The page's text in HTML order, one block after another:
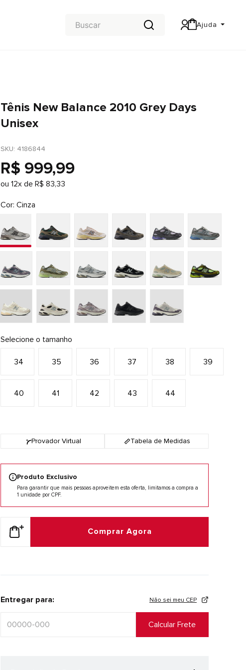
Ajuda
Tênis New Balance 2010 Grey Days
Unisex
SKU: 4186844
R$ 999,99
ou12x deR$ 83,33
Cor Cinza
Selecione o tamanho
34 35 36 37 38 39
40 41 42 43 44
Provador Virtual Tabela de Medidas
Produto Exclusivo
Para garantir que mais pessoas aproveitem esta oferta, limitamos a compra a
1 unidade por CPF.
Comprar Agora
Entregar para: Não sei meu CEP